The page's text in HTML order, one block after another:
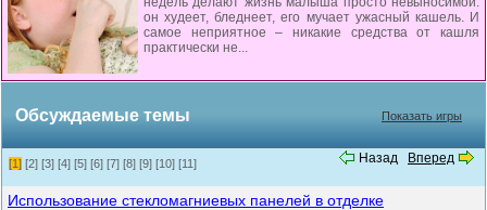
он худеет, бледнеет, его мучает ужасный кашель. И
самое неприятное – никакие средства от кашля
практически не...
Обсуждаемые темы Показать игры
Назад Вперед
[1] [2] [3] [4] [5] [6] [7] [8] [9] [10] [11]
Использование стекломагниевых панелей в отделке